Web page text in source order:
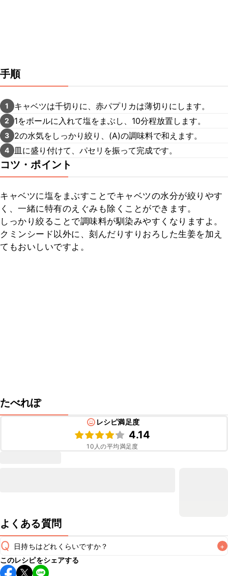
手順
1 キャベツは千切りに、赤パプリカは薄切りにします。
2 1をボールに入れて塩をまぶし、10分程放置します。
3 2の水気をしっかり絞り、(A)の調味料で和えます。
4 皿に盛り付けて、パセリを振って完成です。
コツ・ポイント
キャベツに塩をまぶすことでキャベツの水分が絞りやす
く、一緒に特有のえぐみも除くことができます。
しっかり絞ることで調味料が馴染みやすくなりますよ。
クミンシード以外に、刻んだりすりおろした生姜を加え
てもおいしいですよ。
たべれぽ
レシピ満足度
4.14
10 人の平均満足度
よくある質問
Q 日持ちはどれくらいですか？ +
保存期間は冷蔵で当日中が目安です。なるべくお早めにお召
このレシピをシェアする